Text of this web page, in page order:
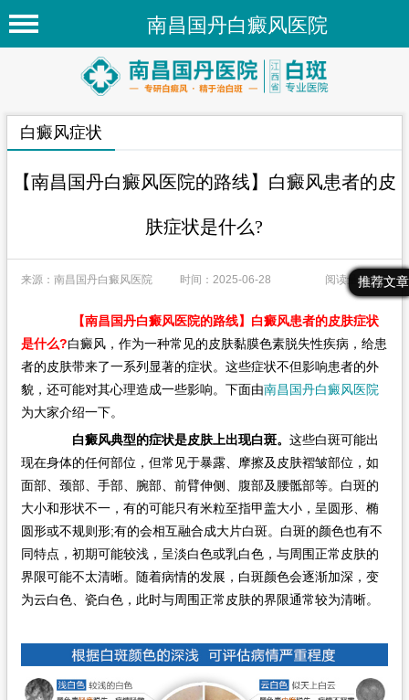
南昌国丹白癜风医院
首页
医院新闻
专家团队
白癜风常识
白癜风人群
白癜风部位
在线问诊
最新文章
热门文章
推荐文章
白癜风症状
【南昌国丹白癜风医院的路线】白癜风患者的皮
肤症状是什么?
来源：南昌国丹白癜风医院 时间：2025-06-28 阅读量：113
【南昌国丹白癜风医院的路线】白癜风患者的皮肤症状
是什么?白癜风，作为一种常见的皮肤黏膜色素脱失性疾病，给患
者的皮肤带来了一系列显著的症状。这些症状不但影响患者的外
貌，还可能对其心理造成一些影响。下面由南昌国丹白癜风医院
为大家介绍一下。
白癜风典型的症状是皮肤上出现白斑。 这些白斑可能出
现在身体的任何部位，但常见于暴露、摩擦及皮肤褶皱部位，如
面部、颈部、手部、腕部、前臂伸侧、腹部及腰骶部等。白斑的
大小和形状不一，有的可能只有米粒至指甲盖大小，呈圆形、椭
圆形或不规则形;有的会相互融合成大片白斑。白斑的颜色也有不
同特点，初期可能较浅，呈淡白色或乳白色，与周围正常皮肤的
界限可能不太清晰。随着病情的发展，白斑颜色会逐渐加深，变
为云白色、瓷白色，此时与周围正常皮肤的界限通常较为清晰。